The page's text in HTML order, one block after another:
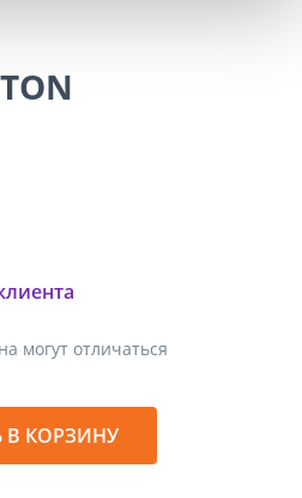
могут отличаться
В КОРЗИНУ